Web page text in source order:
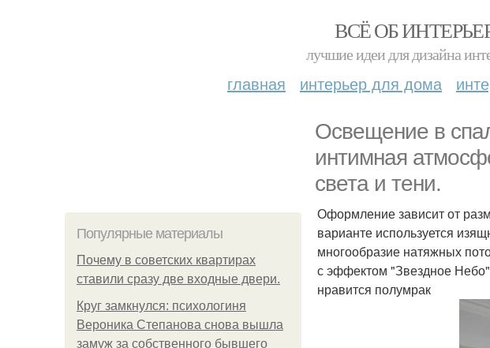
ВСЁ ОБ
лучшие идеи для дизайна
главная интерьер для дома
Освещение в
интимная
света и тени.
Популярные материалы
Почему в советских квартирах
ставили сразу две входные двери.
Круг замкнулся: психологиня
Вероника Степанова снова вышла
замуж за собственного бывшего
Оформление зависит от
варианте используется
многообразие натяжных
с эффектом "Звездное
нравится полумрак